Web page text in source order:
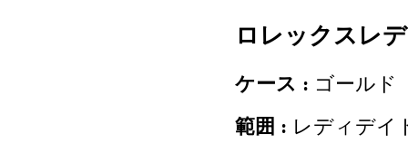
ロレックスレ
ケース : ゴールド
範囲 : レディデイ